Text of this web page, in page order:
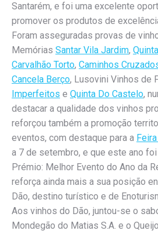
Santarém, e foi uma excelente
promover os produtos de
Foram asseguradas provas de
Memórias Santar Vila Jardim,
Carvalhão Torto, Caminhos
Cancela Berço, Lusovini Vinhos de
Imperfeitos e Quinta Do Castelo,
destacar a qualidade dos vinhos
reforçou também a promoção
eventos, com destaque para a
a 7 de setembro, e que este ano
Prémio: Melhor Evento do Ano da
reforça ainda mais a sua posição
Dão, destino turístico e de
Aos vinhos do Dão, juntou-se o
Mondegão do Matias S.A. e o